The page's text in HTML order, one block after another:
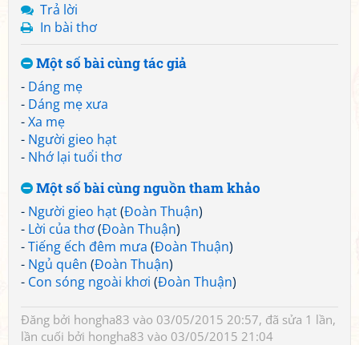
Trả lời
In bài thơ
Một số bài cùng tác giả
- Dáng mẹ
- Dáng mẹ xưa
-Xa mẹ
- Người gieo hạt
- Nhớ lại tuổi thơ
Một số bài cùng nguồn tham khảo
- Người gieo hạt(Đoàn Thuận)
- Lời của thơ(Đoàn Thuận)
-Tiếng ếch đêm mưa (Đoàn Thuận)
- Ngủ quên (Đoàn Thuận)
- Con sóng ngoài khơi (Đoàn Thuận)
Đăng bởi hongha83 vào 03/05/2015 20:57, đã sửa 1 lần,
lần cuối bởi hongha83 vào 03/05/2015 21:04